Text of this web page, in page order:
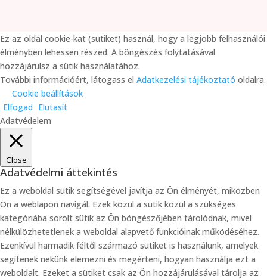
Ez az oldal cookie-kat (sütiket) használ, hogy a legjobb felhasználói
élményben lehessen részed. A böngészés folytatásával
hozzájárulsz a sütik használatához.
További információért, látogass el Adatkezelési tájékoztató oldalra.
Cookie beállítások
Elfogad Elutasít
Adatvédelem
Close
Adatvédelmi áttekintés
Ez a weboldal sütik segítségével javítja az Ön élményét, miközben
Ön a weblapon navigál. Ezek közül a sütik közül a szükséges
kategóriába sorolt ​​sütik az Ön böngészőjében tárolódnak, mivel
nélkülözhetetlenek a weboldal alapvető funkcióinak működéséhez.
Ezenkívül harmadik féltől származó sütiket is használunk, amelyek
segítenek nekünk elemezni és megérteni, hogyan használja ezt a
weboldalt. Ezeket a sütiket csak az Ön hozzájárulásával tárolja az